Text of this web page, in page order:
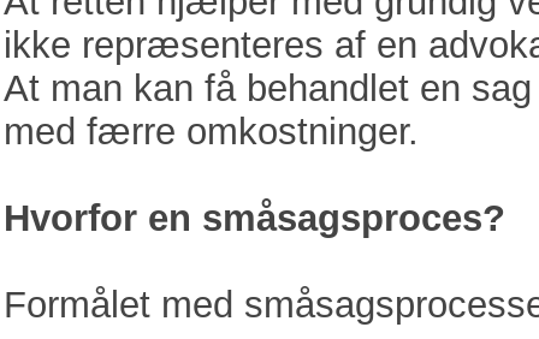
ikke repræsenteres af en
At man kan få behandlet en
med færre omkostninger.
Hvorfor en småsagsproces?
Formålet med